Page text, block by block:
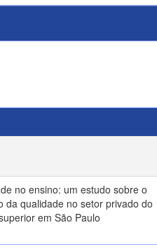
no ensino: um estudo sobre o
da qualidade no setor privado do
em São Paulo